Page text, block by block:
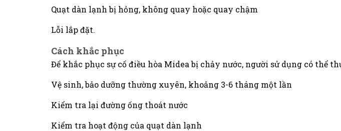
Quạt dàn lạnh bị hỏng, không quay hoặc quay chậm
Lỗi lắp đặt.
Cách khắc phục
Để khắc phục sự cố điều hòa Midea bị chảy nước, người sử dụng có thể
Vệ sinh, bảo dưỡng thường xuyên, khoảng 3-6 tháng một lần
Kiểm tra lại đường ống thoát nước
Kiểm tra hoạt động của quạt dàn lạnh